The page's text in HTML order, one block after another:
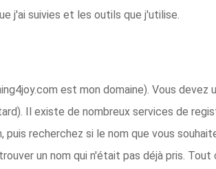
j'ai suivies et les outils que j'utilise.
est mon domaine). Vous
Il existe de nombreux services de
puis recherchez si le nom que vous
un nom qui n'était pas déjà pris.